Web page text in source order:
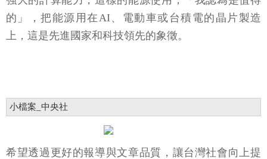
的」，把能源用在AI、電動車或台積電的晶片製造
上，這是先進國家和科技領先的象徵。
小檔案_中央社
希望透過更好的報導與文章品質，讓台灣社會向上提